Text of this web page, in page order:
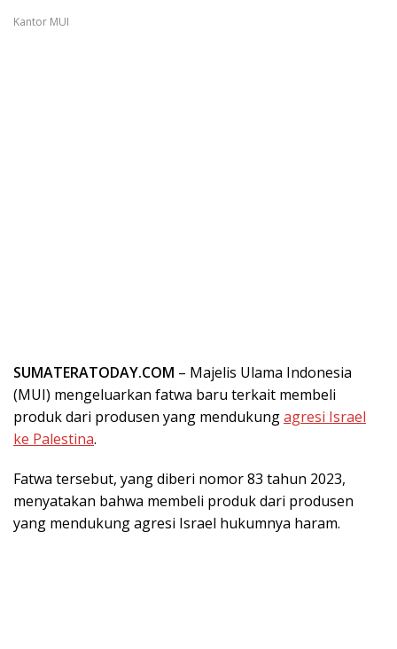
Kantor MUI
SUMATERATODAY.COM – Majelis Ulama Indonesia
(MUI) mengeluarkan fatwa baru terkait membeli
produk dari produsen yang mendukungagresi Israel
ke Palestina.
Fatwa tersebut, yang diberi nomor 83 tahun 2023,
menyatakan bahwa membeli produk dari produsen
yang mendukung agresi Israel hukumnya haram.